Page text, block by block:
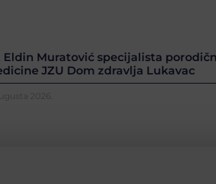
Eldin Muratović specijalista
JZU Dom zdravlja Lukavac
2026.